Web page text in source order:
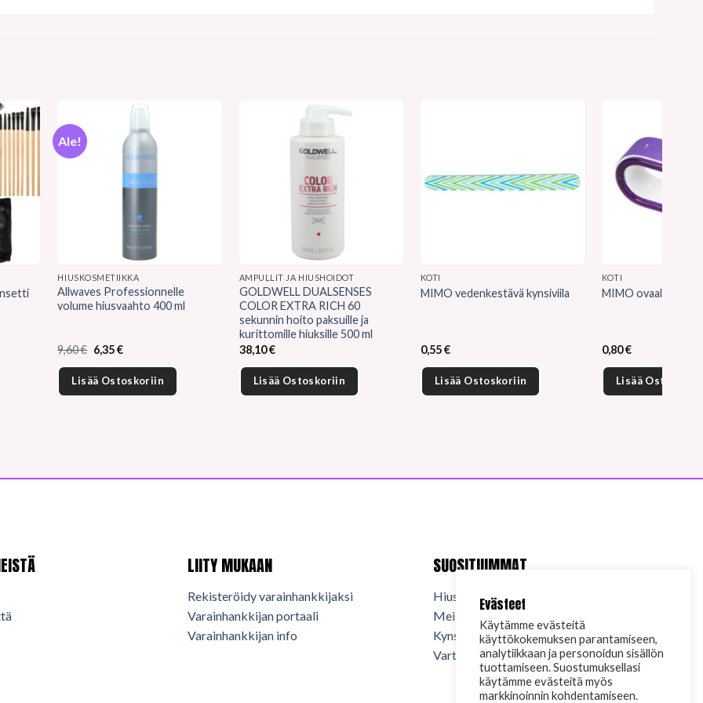
Ale!
HIUSKOSMETIIKKA
Allwaves Professionnelle
volume hiusvaahto 400 ml
9,60€ Alkuperäinen
hinta
oli:
9,60 €.
6,35€Nykyinen
on:
6,35 €.
Lisää Ostoskoriin
AMPULLIT JA HIUSHOIDOT
GOLDWELL DUALSENSES
COLOR EXTRA RICH 60
sekunnin hoito paksuille ja
kurittomille hiuksille 500 ml
38,10€
Lisää Ostoskoriin
KOTI
MIMO vedenkestävä kynsiviila
0,55€
Lisää Ostoskoriin
KOTI
MIMO ovaali
0,80€
Lisää
LIITY MUKAAN
Rekisteröidy varainhankkijaksi
Varainhankkijan portaali
Varainhankkijan info
SUOSITUIMMAT
Hiuskosmetiikka
Meikkikosmetiikka
Kynsituotteet
Vartalokosmetiikka
Evästeet
Käytämme evästeitä
käyttökokemuksen parantamiseen,
analytiikkaan ja personoidun sisällön
tuottamiseen. Suostumuksellasi
käytämme evästeitä myös
markkinoinnin kohdentamiseen.